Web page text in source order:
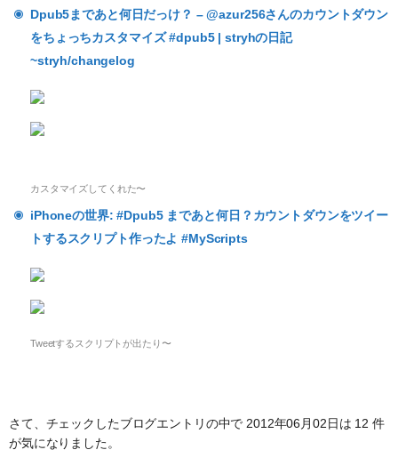
Dpub5まであと何日だっけ？ – @azur256さんのカウントダウン
をちょっちカスタマイズ #dpub5 | stryhの日記
~stryh/changelog
カスタマイズしてくれた〜
iPhoneの世界: #Dpub5 まであと何日？カウントダウンをツイー
トするスクリプト作ったよ #MyScripts
Tweetするスクリプトが出たり〜
さて、チェックしたブログエントリの中で 2012年06月02日は 12 件
が気になりました。